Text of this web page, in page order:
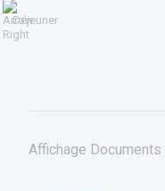
Déjeuner
Affichage Documents